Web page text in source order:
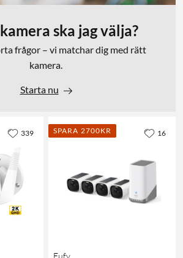
ska jag välja?
frågor – vi matchar dig med rätt
kamera.
Starta nu
339 SPARA 2700KR
Eufy
16